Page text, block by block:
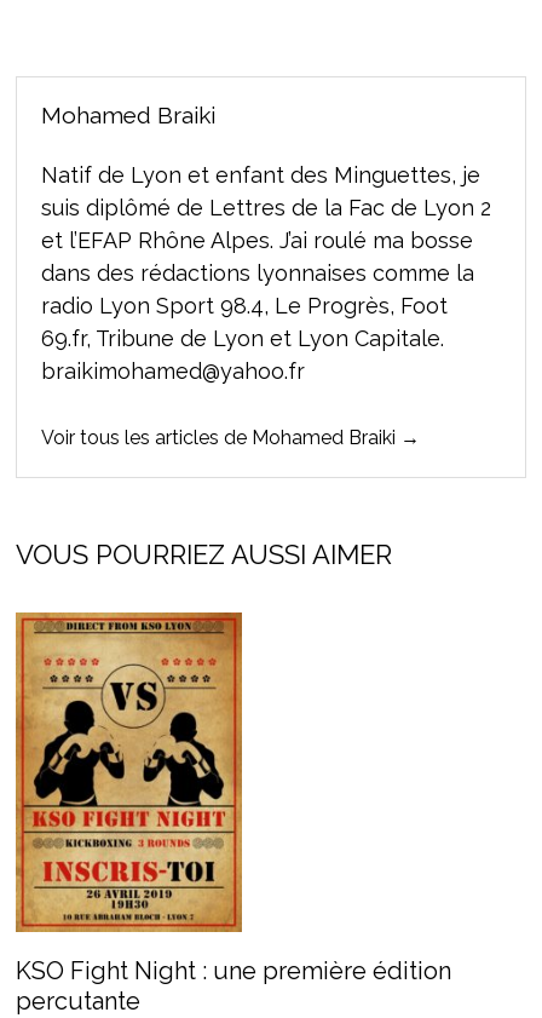
Mohamed Braiki
Natif de Lyon et enfant des Minguettes, je
suis diplômé de Lettres de la Fac de Lyon 2
et l’EFAP Rhône Alpes. J’ai roulé ma bosse
dans des rédactions lyonnaises comme la
radio Lyon Sport 98.4, Le Progrès, Foot
69.fr, Tribune de Lyon et Lyon Capitale.
braikimohamed@yahoo.fr
Voir tous les articles de Mohamed Braiki →
VOUS POURRIEZ AUSSI AIMER
KSO Fight Night : une première édition
percutante